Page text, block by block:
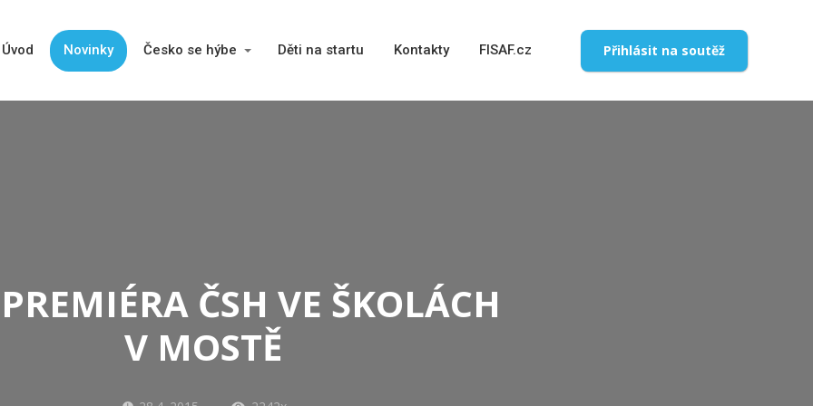
Úvod Novinky Česko se hýbe Děti na startu Kontakty FISAF.cz Přihlásit na soutěž
ČSH VE ŠKOLÁCH
V MOSTĚ